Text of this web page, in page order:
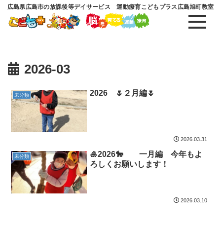
広島県広島市の放課後等デイサービス 運動療育こどもプラス広島旭町教室
2026-03
未分類 2026 🌷２月編🌷
2026.03.31
未分類
🎍2026🐎 一月編 今年もよ
ろしくお願いします！
2026.03.10